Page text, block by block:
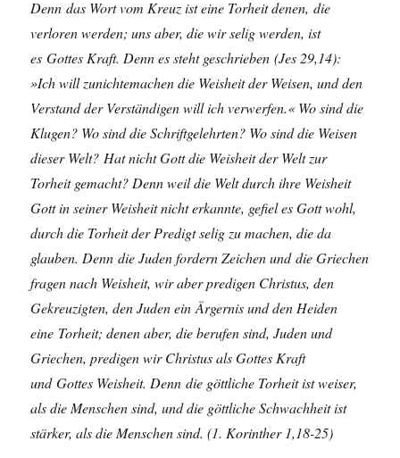
Denn das Wort vom Kreuz ist eine Torheit denen, die
verloren werden; uns aber, die wir selig werden, ist
es Gottes Kraft. Denn es steht geschrieben (Jes 29,14):
»Ich will zunichtemachen die Weisheit der Weisen, und den
Verstand der Verständigen will ich verwerfen.« Wo sind die
Klugen? Wo sind die Schriftgelehrten? Wo sind die Weisen
dieser Welt? Hat nicht Gott die Weisheit der Welt zur
Torheit gemacht? Denn weil die Welt durch ihre Weisheit
Gott in seiner Weisheit nicht erkannte, gefiel es Gott wohl,
durch die Torheit der Predigt selig zu machen, die da
glauben. Denn die Juden fordern Zeichen und die Griechen
fragen nach Weisheit, wir aber predigen Christus, den
Gekreuzigten, den Juden ein Ärgernis und den Heiden
eine Torheit; denen aber, die berufen sind, Juden und
Griechen, predigen wir Christus als Gottes Kraft
und Gottes Weisheit. Denn die göttliche Torheit ist weiser,
als die Menschen sind, und die göttliche Schwachheit ist
stärker, als die Menschen sind. (1. Korinther 1,18-25)